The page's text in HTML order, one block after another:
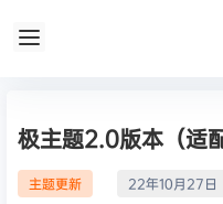
极主题2.0版本（适
主题更新 22年10月27日